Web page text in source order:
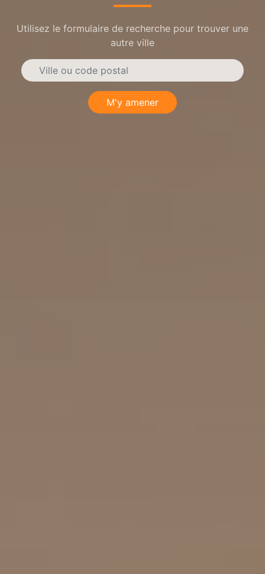
Utilisez le formulaire de recherche pour trouver une
autre ville
M'y amener